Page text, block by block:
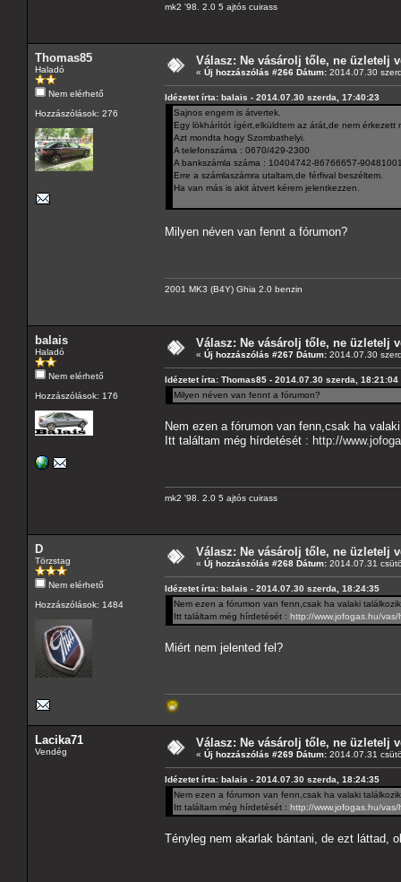
mk2 '98. 2.0 5 ajtós cuirass
Thomas85
Haladó
Nem elérhető
Hozzászólások: 276
Válasz: Ne vásárolj tőle, ne üzletelj
« Új hozzászólás #266 Dátum: 2014.07.30
Idézetet írta: balais - 2014.07.30 szerda, 17:40:23
Sajnos engem is átvertek.
Egy lökhárítót ígért,elküldtem az árát,de nem érkezett
Azt mondta hogy Szombathelyi.
A telefonszáma : 0670/429-2300
A bankszámla száma : 10404742-86766657-
Erre a számlaszámra utaltam,de férfival beszéltem.
Ha van más is akit átvert kérem jelentkezzen.
Milyen néven van fennt a fórumon?
2001 MK3 (B4Y) Ghia 2.0 benzin
balais
Haladó
Nem elérhető
Hozzászólások: 176
Válasz: Ne vásárolj tőle, ne üzletelj
« Új hozzászólás #267 Dátum: 2014.07.30
Idézetet írta: Thomas85 - 2014.07.30 szerda, 18:21:04
Milyen néven van fennt a fórumon?
Nem ezen a fórumon van fenn,csak ha
Itt találtam még hírdetését : http://
mk2 '98. 2.0 5 ajtós cuirass
D
Törzstag
Nem elérhető
Hozzászólások: 1484
Válasz: Ne vásárolj tőle, ne üzletelj
« Új hozzászólás #268 Dátum: 2014.07.31
Idézetet írta: balais - 2014.07.30 szerda, 18:24:35
Nem ezen a fórumon van fenn,csak ha valaki
Itt találtam még hírdetését : http://www.jofogas.hu/
Miért nem jelented fel?
Lacika71
Vendég
Válasz: Ne vásárolj tőle, ne üzletelj
« Új hozzászólás #269 Dátum: 2014.07.31
Idézetet írta: balais - 2014.07.30 szerda, 18:24:35
Nem ezen a fórumon van fenn,csak ha valaki
Itt találtam még hírdetését : http://www.jofogas.hu/
Tényleg nem akarlak bántani, de ezt láttad,